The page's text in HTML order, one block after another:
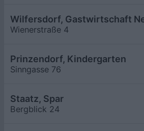
Wilfersdorf, Gastwirtschaft
Wienerstraße 4
Prinzendorf, Kindergarten
Sinngasse 76
Staatz, Spar
Bergblick 24